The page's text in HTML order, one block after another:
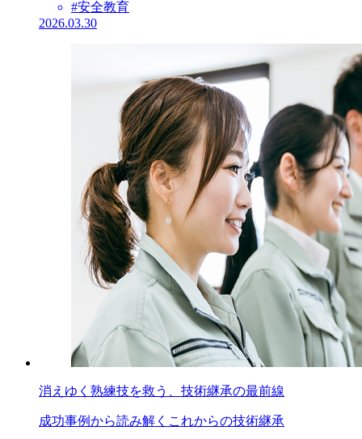
#安全教育
2026.03.30
消えゆく熟練技を救う、技術継承の最前線
成功事例から読み解くこれからの技術継承